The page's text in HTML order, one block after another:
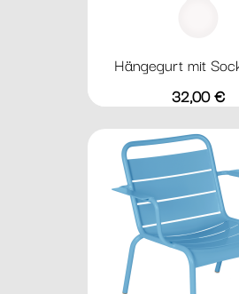
Hängegurt mit
Preis
32,00 €